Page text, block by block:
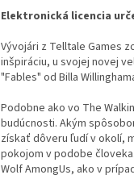
Elektronická licencia
Vývojári z Telltale Games
inšpiráciu, u svojej novej
"Fables" od Billa
Podobne ako vo The
budúcnosti. Akým
získať dôveru ľudí v okolí,
pokojom v podobe
Wolf AmongUs, ako v